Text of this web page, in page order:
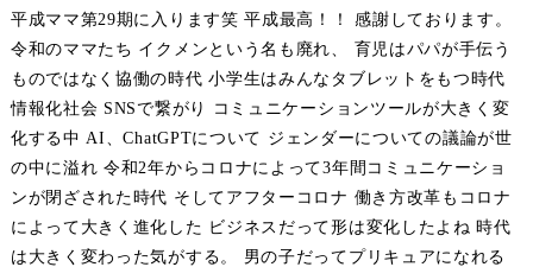
平成ママ第29期に入ります笑 平成最高！！ 感謝しております。
令和のママたち イクメンという名も廃れ、 育児はパパが手伝う
ものではなく協働の時代 小学生はみんなタブレットをもつ時代
情報化社会 SNSで繋がり コミュニケーションツールが大きく変
化する中 AI、ChatGPTについて ジェンダーについての議論が世
の中に溢れ 令和2年からコロナによって3年間コミュニケーショ
ンが閉ざされた時代 そしてアフターコロナ 働き方改革もコロナ
によって大きく進化した ビジネスだって形は変化したよね 時代
は大きく変わった気がする。 男の子だってプリキュアになれる